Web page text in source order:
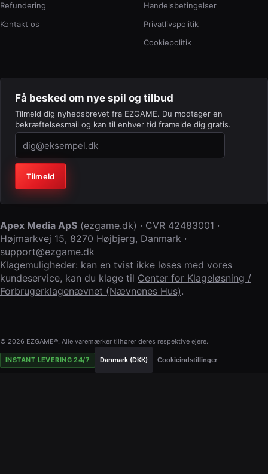
Refundering
Kontakt os
Handelsbetingelser
Privatlivspolitik
Cookiepolitik
Få besked om nye spil og tilbud
Tilmeld dig nyhedsbrevet fra EZGAME. Du modtager en
bekræftelsesmail og kan til enhver tid framelde dig gratis.
Virksomhed (lad feltet stå tomt)
Tilmeld
Apex Media ApS (ezgame.dk) · CVR 42483001 ·
Højmarkvej 15, 8270 Højbjerg, Danmark ·
support@ezgame.dk
Klagemuligheder: kan en tvist ikke løses med vores
kundeservice, kan du klage til Center for Klageløsning /
Forbrugerklagenævnet (Nævnenes Hus).
© 2026 EZGAME®. Alle varemærker tilhører deres respektive ejere.
INSTANT LEVERING 24/7 Danmark (DKK) Cookieindstillinger